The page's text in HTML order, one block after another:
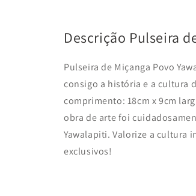
Descrição Pulseira
Pulseira de Miçanga Povo
consigo a história e a cultura
comprimento: 18cm x 9cm
obra de arte foi
Yawalapiti. Valorize a cultura
exclusivos!